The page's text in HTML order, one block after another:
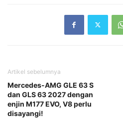
Artikel sebelumnya
Mercedes-AMG GLE 63 S
dan GLS 63 2027 dengan
enjin M177 EVO, V8 perlu
disayangi!